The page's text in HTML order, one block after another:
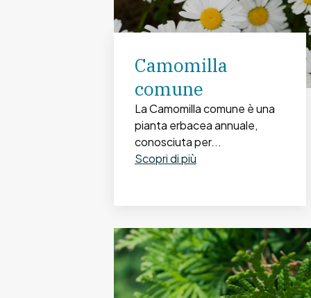
Camomilla
comune
La Camomilla comune è una
pianta erbacea annuale,
conosciuta per...
Scopri di più